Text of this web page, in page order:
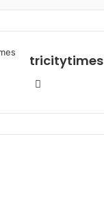
tricitytimes
Website